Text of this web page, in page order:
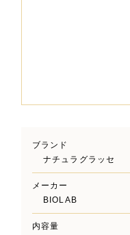
ブランド
ナチュラグラッセ
メーカー
BIOLAB
内容量